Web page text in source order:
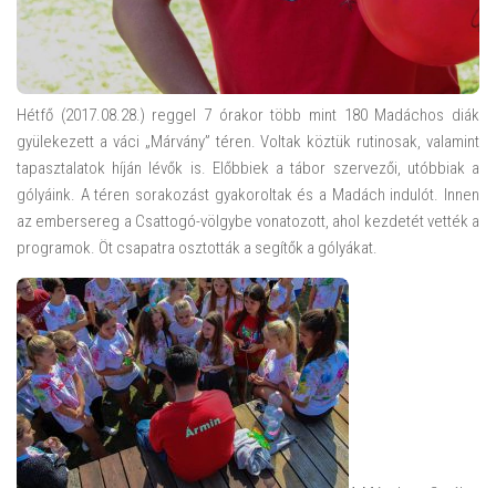
Hétfő (2017.08.28.) reggel 7 órakor több mint 180 Madáchos diák
gyülekezett a váci „Márvány” téren. Voltak köztük rutinosak, valamint
tapasztalatok híján lévők is. Előbbiek a tábor szervezői, utóbbiak a
gólyáink. A téren sorakozást gyakoroltak és a Madách indulót. Innen
az embersereg a Csattogó-völgybe vonatozott, ahol kezdetét vették a
programok. Öt csapatra osztották a segítők a gólyákat.